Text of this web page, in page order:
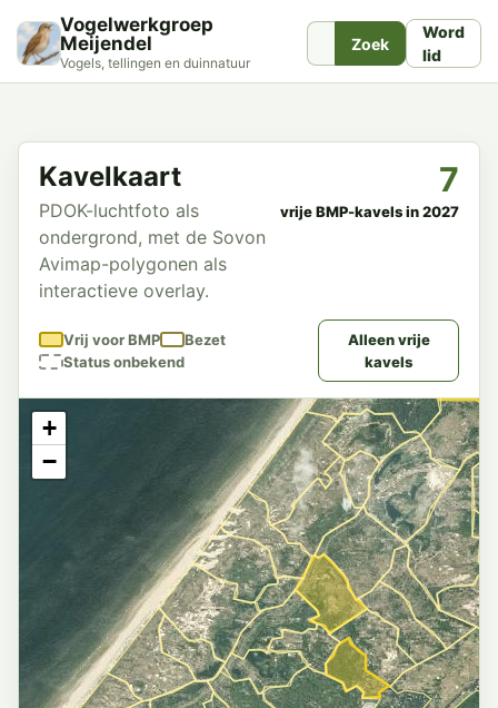
Vogelwerkgroep
Meijendel
Vogels, tellingen en duinnatuur
Zoek
Word
lid
Kavelkaart
PDOK-luchtfoto als
ondergrond, met de Sovon
Avimap-polygonen als
interactieve overlay.
7
vrije BMP-kavels in 2027
Vrij voor BMP
Bezet
Status onbekend
Alleen vrije
kavels
+
−